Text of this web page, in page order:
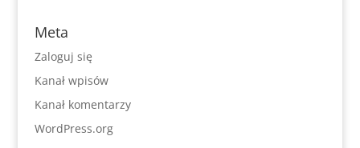
Meta
Zaloguj się
Kanał wpisów
Kanał komentarzy
WordPress.org